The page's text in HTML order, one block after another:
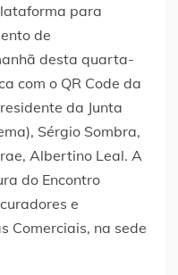
para
de
desta quarta-
com o QR Code da
da Junta
Sérgio Sombra,
Albertino Leal. A
do Encontro
e
Comerciais, na sede